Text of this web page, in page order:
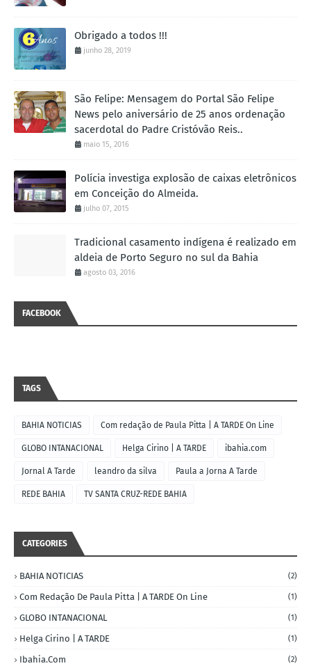
Obrigado a todos !!!
junho 28, 2019
São Felipe: Mensagem do Portal São Felipe
News pelo aniversário de 25 anos ordenação
sacerdotal do Padre Cristóvão Reis..
maio 15, 2016
Polícia investiga explosão de caixas eletrônicos
em Conceição do Almeida.
julho 07, 2015
Tradicional casamento indígena é realizado em
aldeia de Porto Seguro no sul da Bahia
agosto 03, 2016
FACEBOOK
TAGS
BAHIA NOTICIAS Com redação de Paula Pitta | A TARDE On Line
GLOBO INTANACIONAL Helga Cirino | A TARDE ibahia.com
Jornal A Tarde leandro da silva Paula a Jorna A Tarde
REDE BAHIA TV SANTA CRUZ-REDE BAHIA
CATEGORIES
BAHIA NOTICIAS (2)
Com Redação De Paula Pitta | A TARDE On Line (1)
GLOBO INTANACIONAL (1)
Helga Cirino | A TARDE (1)
Ibahia.com (2)